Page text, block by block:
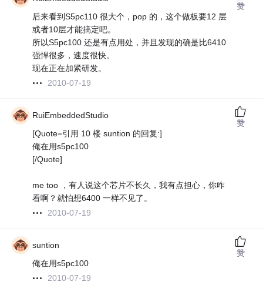
后来看到S5pc110 很大个，pop 的，这个做板要12 层
或者10层才能搞定吧。
所以S5pc100 还是有点用处，并且发现的确是比6410
强悍很多，速度很快。
现在正在加紧研发。
2010-07-19
赞
RuiEmbeddedStudio
[Quote=引用 10 楼 suntion 的回复:]
俺在用s5pc100
[/Quote]
me too ，有人说这个芯片不长久，我有点担心，你咋
看啊？就怕想6400 一样不见了。
2010-07-19
赞
suntion
俺在用s5pc100
2010-07-19
赞